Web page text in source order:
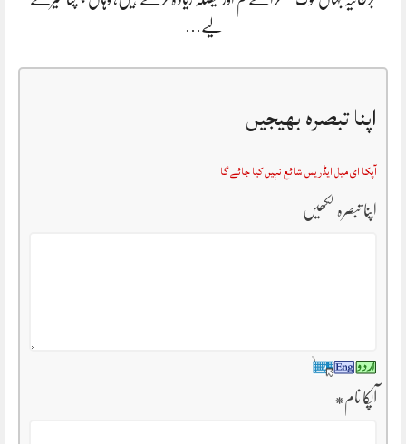
لیے…
اپنا تبصرہ بھیجیں
آپکا ای میل ایڈریس شائع نہیں کیا جائے گا
اپنا تبصرہ لکھیں
آپکا نام*